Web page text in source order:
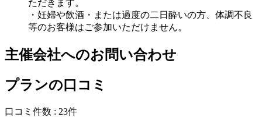
ただきます。
・妊婦や飲酒・または過度の二日酔いの方、体調不良
等のお客様はご参加いただけません。
主催会社へのお問い合わせ
プランの口コミ
口コミ件数 : 23件